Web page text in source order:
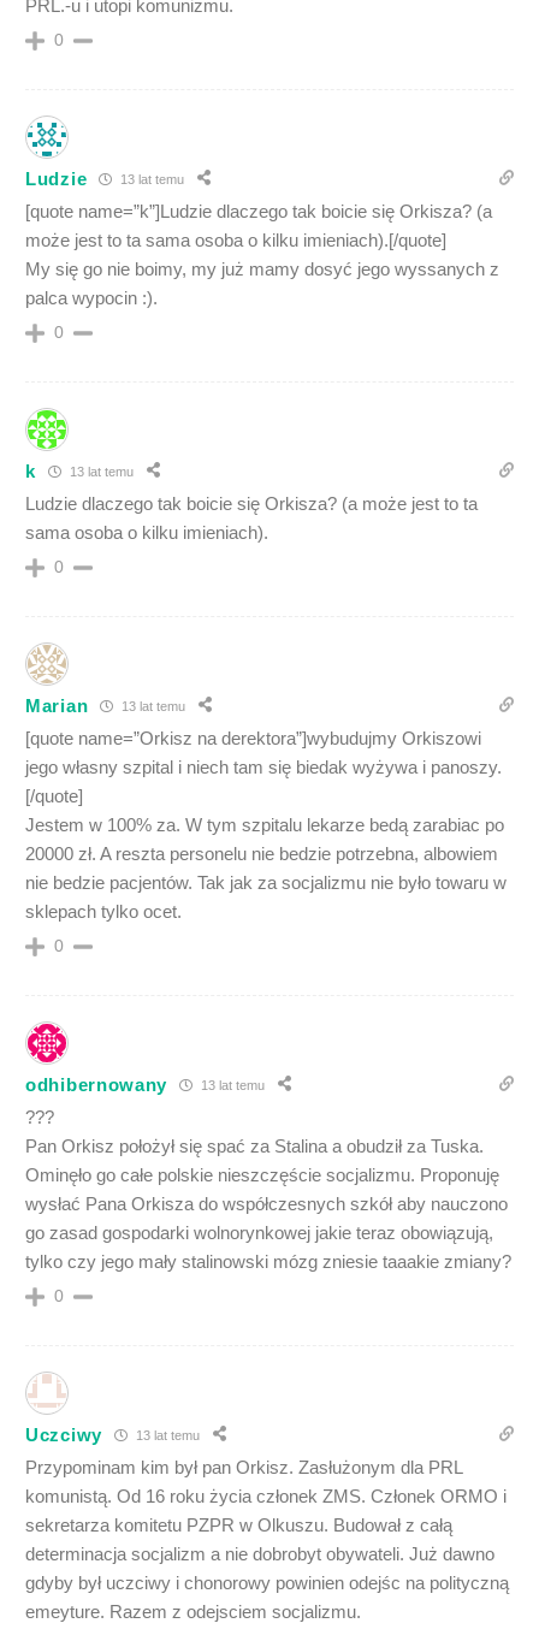
PRL.-u i utopi komunizmu.
0
Ludzie 13 lat temu
[quote name=”k”]Ludzie dlaczego tak boicie się Orkisza? (a
może jest to ta sama osoba o kilku imieniach).[/quote]
My się go nie boimy, my już mamy dosyć jego wyssanych z
palca wypocin :).
0
k 13 lat temu
Ludzie dlaczego tak boicie się Orkisza? (a może jest to ta
sama osoba o kilku imieniach).
0
Marian 13 lat temu
[quote name=”Orkisz na derektora”]wybudujmy Orkiszowi
jego własny szpital i niech tam się biedak wyżywa i panoszy.
[/quote]
Jestem w 100% za. W tym szpitalu lekarze bedą zarabiac po
20000 zł. A reszta personelu nie bedzie potrzebna, albowiem
nie bedzie pacjentów. Tak jak za socjalizmu nie było towaru w
sklepach tylko ocet.
0
odhibernowany 13 lat temu
???
Pan Orkisz położył się spać za Stalina a obudził za Tuska.
Ominęło go całe polskie nieszczęście socjalizmu. Proponuję
wysłać Pana Orkisza do współczesnych szkół aby nauczono
go zasad gospodarki wolnorynkowej jakie teraz obowiązują,
tylko czy jego mały stalinowski mózg zniesie taaakie zmiany?
0
Uczciwy 13 lat temu
Przypominam kim był pan Orkisz. Zasłużonym dla PRL
komunistą. Od 16 roku życia członek ZMS. Członek ORMO i
sekretarza komitetu PZPR w Olkuszu. Budował z całą
determinacja socjalizm a nie dobrobyt obywateli. Już dawno
gdyby był uczciwy i chonorowy powinien odejśc na polityczną
emeyture. Razem z odejsciem socjalizmu.